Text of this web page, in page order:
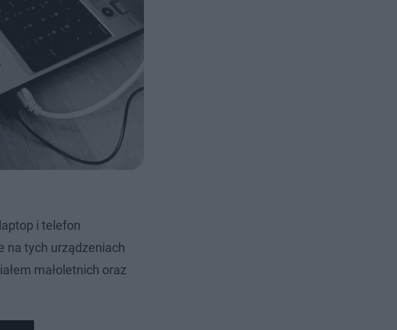
i telefon
na tych urządzeniach
małoletnich oraz